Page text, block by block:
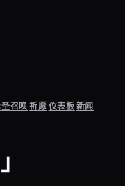
召唤祈愿仪表板新闻